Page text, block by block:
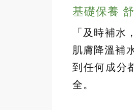
基礎保養
「及時補
肌膚降溫補
到任何成分
全。